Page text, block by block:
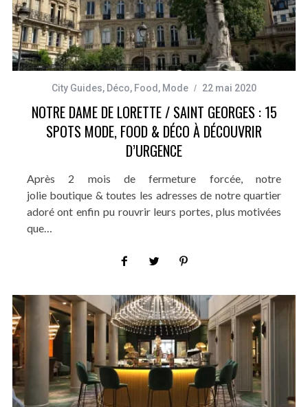
City Guides, Déco, Food , Mode 22 mai 2020
NOTRE DAME DE LORETTE / SAINT GEORGES : 15
SPOTS MODE, FOOD & DÉCO À DÉCOUVRIR
D’URGENCE
Après 2 mois de fermeture forcée, notre
jolie boutique & toutes les adresses de notre quartier
adoré ont enfin pu rouvrir leurs portes, plus motivées
que…